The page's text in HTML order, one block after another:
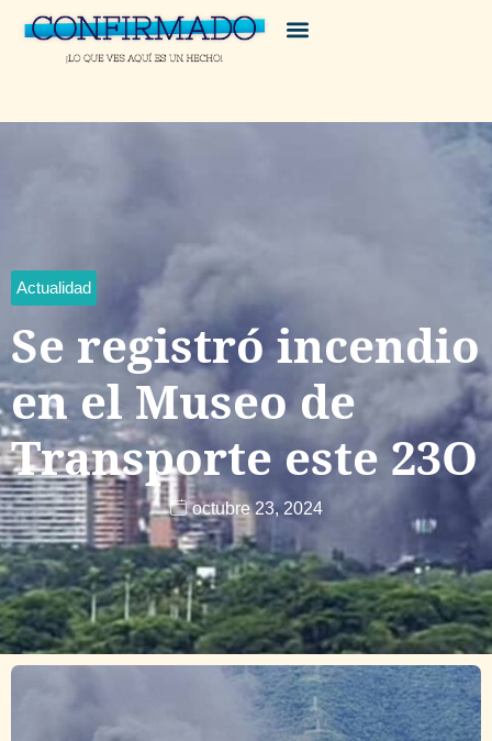
Actualidad
Se registró incendio
en el Museo de
Transporte este 23O
octubre 23, 2024